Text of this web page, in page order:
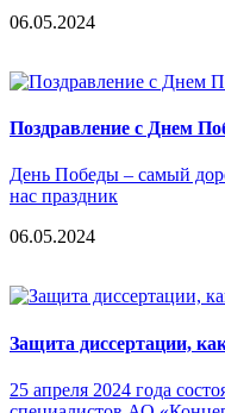
06.05.2024
Поздравление с Днем
День Победы – самый
нас праздник
06.05.2024
Защита диссертации,
25 апреля 2024 года